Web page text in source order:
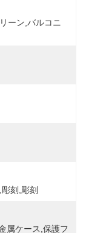
ーン,バルコニ
刻,彫刻
属ケース,保護フ